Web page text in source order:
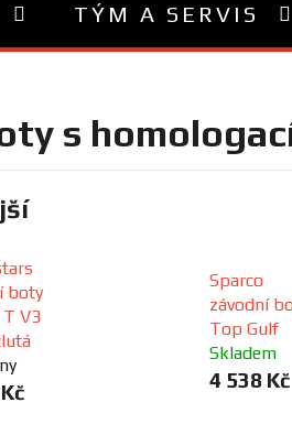
TÝM A SERVIS
s
boty
V3
Sparco
závodní
Top Gulf
Skladem
4 538 Kč